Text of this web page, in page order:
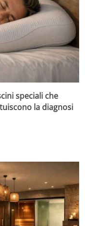
speciali che
la diagnosi